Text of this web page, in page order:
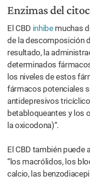
Enzimas del
El CBD inhibemuchas
de la descomposición
resultado, la
determinados
los niveles de estos
fármacos potenciales
antidepresivos
betabloqueantes y los
la oxicodona)“.
El CBD también puede
“los macrólidos, los
calcio, las